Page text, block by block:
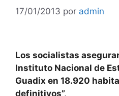
17/01/2013 por admin
Los socialistas
Instituto Nacional de
Guadix en 18.920
definitivos”,